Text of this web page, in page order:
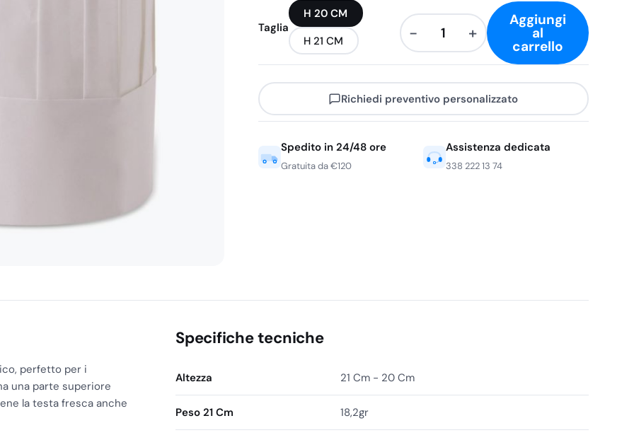
Taglia
H 20 CM
H 21 CM
Svuota
Cappello
Aperto
Bianco
in
− +
Aggiungi
al
carrello
Richiedi preventivo personalizzato
Spedito in 24/48 ore
Gratuita da €120
Assistenza dedicata
338 222 13 74
perfetto per i
una parte superiore
la testa fresca anche
Specifiche tecniche
Altezza 21 Cm - 20 Cm
Peso 21 Cm 18,2gr